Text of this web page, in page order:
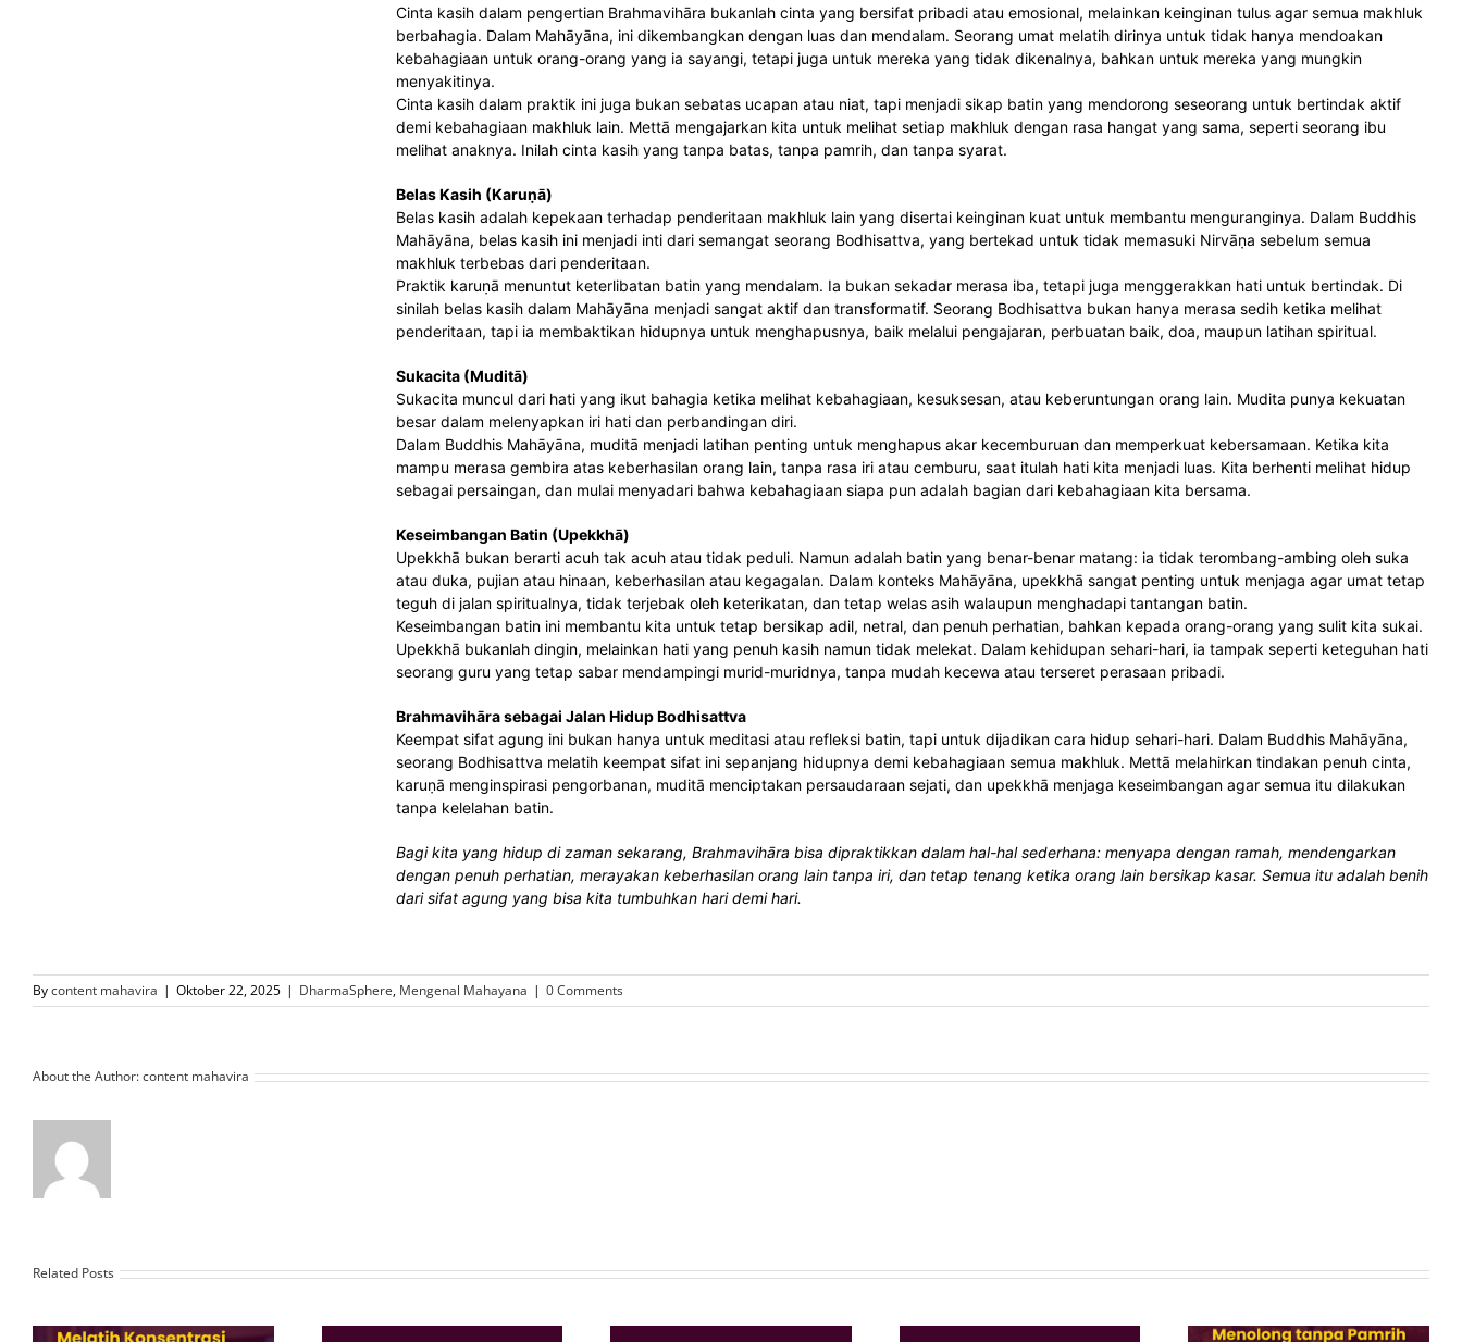
Cinta kasih dalam pengertian Brahmavihāra bukanlah cinta yang bersifat pribadi atau emosional, melainkan keinginan tulus agar semua makhluk
berbahagia. Dalam Mahāyāna, ini dikembangkan dengan luas dan mendalam. Seorang umat melatih dirinya untuk tidak hanya mendoakan
kebahagiaan untuk orang-orang yang ia sayangi, tetapi juga untuk mereka yang tidak dikenalnya, bahkan untuk mereka yang mungkin
menyakitinya.
Cinta kasih dalam praktik ini juga bukan sebatas ucapan atau niat, tapi menjadi sikap batin yang mendorong seseorang untuk bertindak aktif
demi kebahagiaan makhluk lain. Mettā mengajarkan kita untuk melihat setiap makhluk dengan rasa hangat yang sama, seperti seorang ibu
melihat anaknya. Inilah cinta kasih yang tanpa batas, tanpa pamrih, dan tanpa syarat.
Belas Kasih (Karuṇā)
Belas kasih adalah kepekaan terhadap penderitaan makhluk lain yang disertai keinginan kuat untuk membantu menguranginya. Dalam Buddhis
Mahāyāna, belas kasih ini menjadi inti dari semangat seorang Bodhisattva, yang bertekad untuk tidak memasuki Nirvāṇa sebelum semua
makhluk terbebas dari penderitaan.
Praktik karuṇā menuntut keterlibatan batin yang mendalam. Ia bukan sekadar merasa iba, tetapi juga menggerakkan hati untuk bertindak. Di
sinilah belas kasih dalam Mahāyāna menjadi sangat aktif dan transformatif. Seorang Bodhisattva bukan hanya merasa sedih ketika melihat
penderitaan, tapi ia membaktikan hidupnya untuk menghapusnya, baik melalui pengajaran, perbuatan baik, doa, maupun latihan spiritual.
Sukacita (Muditā)
Sukacita muncul dari hati yang ikut bahagia ketika melihat kebahagiaan, kesuksesan, atau keberuntungan orang lain. Mudita punya kekuatan
besar dalam melenyapkan iri hati dan perbandingan diri.
Dalam Buddhis Mahāyāna, muditā menjadi latihan penting untuk menghapus akar kecemburuan dan memperkuat kebersamaan. Ketika kita
mampu merasa gembira atas keberhasilan orang lain, tanpa rasa iri atau cemburu, saat itulah hati kita menjadi luas. Kita berhenti melihat hidup
sebagai persaingan, dan mulai menyadari bahwa kebahagiaan siapa pun adalah bagian dari kebahagiaan kita bersama.
Keseimbangan Batin (Upekkhā)
Upekkhā bukan berarti acuh tak acuh atau tidak peduli. Namun adalah batin yang benar-benar matang: ia tidak terombang-ambing oleh suka
atau duka, pujian atau hinaan, keberhasilan atau kegagalan. Dalam konteks Mahāyāna, upekkhā sangat penting untuk menjaga agar umat tetap
teguh di jalan spiritualnya, tidak terjebak oleh keterikatan, dan tetap welas asih walaupun menghadapi tantangan batin.
Keseimbangan batin ini membantu kita untuk tetap bersikap adil, netral, dan penuh perhatian, bahkan kepada orang-orang yang sulit kita sukai.
Upekkhā bukanlah dingin, melainkan hati yang penuh kasih namun tidak melekat. Dalam kehidupan sehari-hari, ia tampak seperti keteguhan hati
seorang guru yang tetap sabar mendampingi murid-muridnya, tanpa mudah kecewa atau terseret perasaan pribadi.
Brahmavihāra sebagai Jalan Hidup Bodhisattva
Keempat sifat agung ini bukan hanya untuk meditasi atau refleksi batin, tapi untuk dijadikan cara hidup sehari-hari. Dalam Buddhis Mahāyāna,
seorang Bodhisattva melatih keempat sifat ini sepanjang hidupnya demi kebahagiaan semua makhluk. Mettā melahirkan tindakan penuh cinta,
karuṇā menginspirasi pengorbanan, muditā menciptakan persaudaraan sejati, dan upekkhā menjaga keseimbangan agar semua itu dilakukan
tanpa kelelahan batin.
Bagi kita yang hidup di zaman sekarang, Brahmavihāra bisa dipraktikkan dalam hal-hal sederhana: menyapa dengan ramah, mendengarkan
dengan penuh perhatian, merayakan keberhasilan orang lain tanpa iri, dan tetap tenang ketika orang lain bersikap kasar. Semua itu adalah benih
dari sifat agung yang bisa kita tumbuhkan hari demi hari.
Bycontent mahavira | Oktober 22, 2025 | DharmaSphere, Mengenal Mahayana | 0 Comments
About the Author:content mahavira
Related Posts